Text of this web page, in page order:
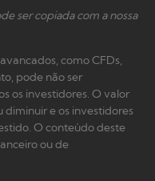
ser copiada com a nossa
como CFDs,
pode não ser
os investidores. O valor
e os investidores
O conteúdo deste
ou de